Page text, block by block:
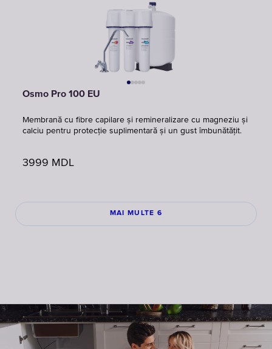
Osmo Pro 100 EU
Membrană cu fibre capilare și remineralizare cu magneziu și
calciu pentru protecție suplimentară și un gust îmbunătățit.
3999 MDL
MAI MULTE 6